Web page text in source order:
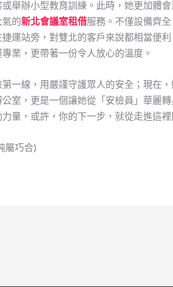
舉辦小型教育訓練。此時，她更加體
的新北會議室租借服務。不僅設備齊
運站旁，對雙北的客戶來說都相當便
業，更帶著一份令人放心的溫度。
一線，用嚴謹守護眾人的安全；現在
室，更是一個讓她從「安檢員」華麗
量，或許，你的下一步，就從走進這裡
屬巧合)